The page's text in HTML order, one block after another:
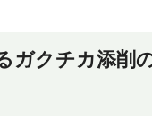
ガクチカ添削